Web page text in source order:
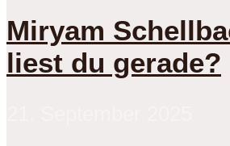
Miryam
liest du gerade?